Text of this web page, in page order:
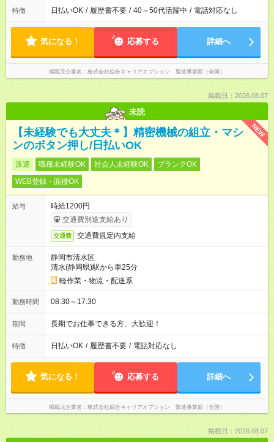
特徴 日払いOK / 履歴書不要 / 40～50代活躍中 / 電話対応なし
気になる！ 応募する 詳細へ
掲載元企業名 株式会社綜合キャリアオプション 製造事業部（全国）
掲載日：2026.08.07
未読
NEW
【未経験でも大丈夫＊】精密機械の組立・マシ
ンのボタン押し/日払いOK
派遣 職種未経験OK 社会人未経験OK
ブランクOK
WEB登録・面接OK
給与
時給1200円
交通費別途支給あり
交通費 交通費規定内支給
勤務地
静岡市清水区
清水(静岡県)駅から車25分
軽作業・物流・配送系
勤務時間 08:30～17:30
期間 長期でお仕事できる方、大歓迎！
特徴 日払いOK / 履歴書不要 / 電話対応なし
気になる！ 応募する 詳細へ
掲載元企業名 株式会社綜合キャリアオプション 製造事業部（全国）
掲載日：2026.08.07